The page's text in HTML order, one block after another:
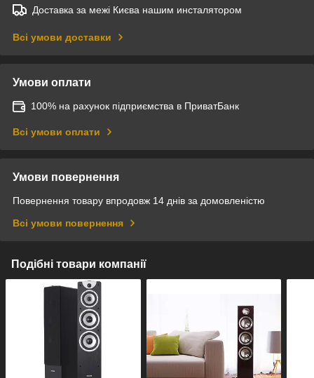
Доставка за межі Києва нашим инсталятором
Всі умови доставки
Умови оплати
100% на рахунок підприємства в ПриватБанк
Всі умови оплати
Умови повернення
Повернення товару впродовж 14 днів за домовленістю
Всі умови повернення
Подібні товари компанії